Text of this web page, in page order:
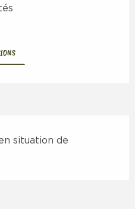
situation de